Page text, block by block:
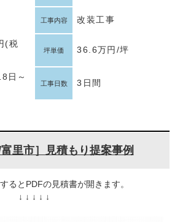
工事内容 改装工事
(税
坪単価 36.6万円/坪
日～
工事日数 3日間
里市］見積もり提案事例
るとPDFの見積書が開きます。
↓ ↓ ↓ ↓ ↓